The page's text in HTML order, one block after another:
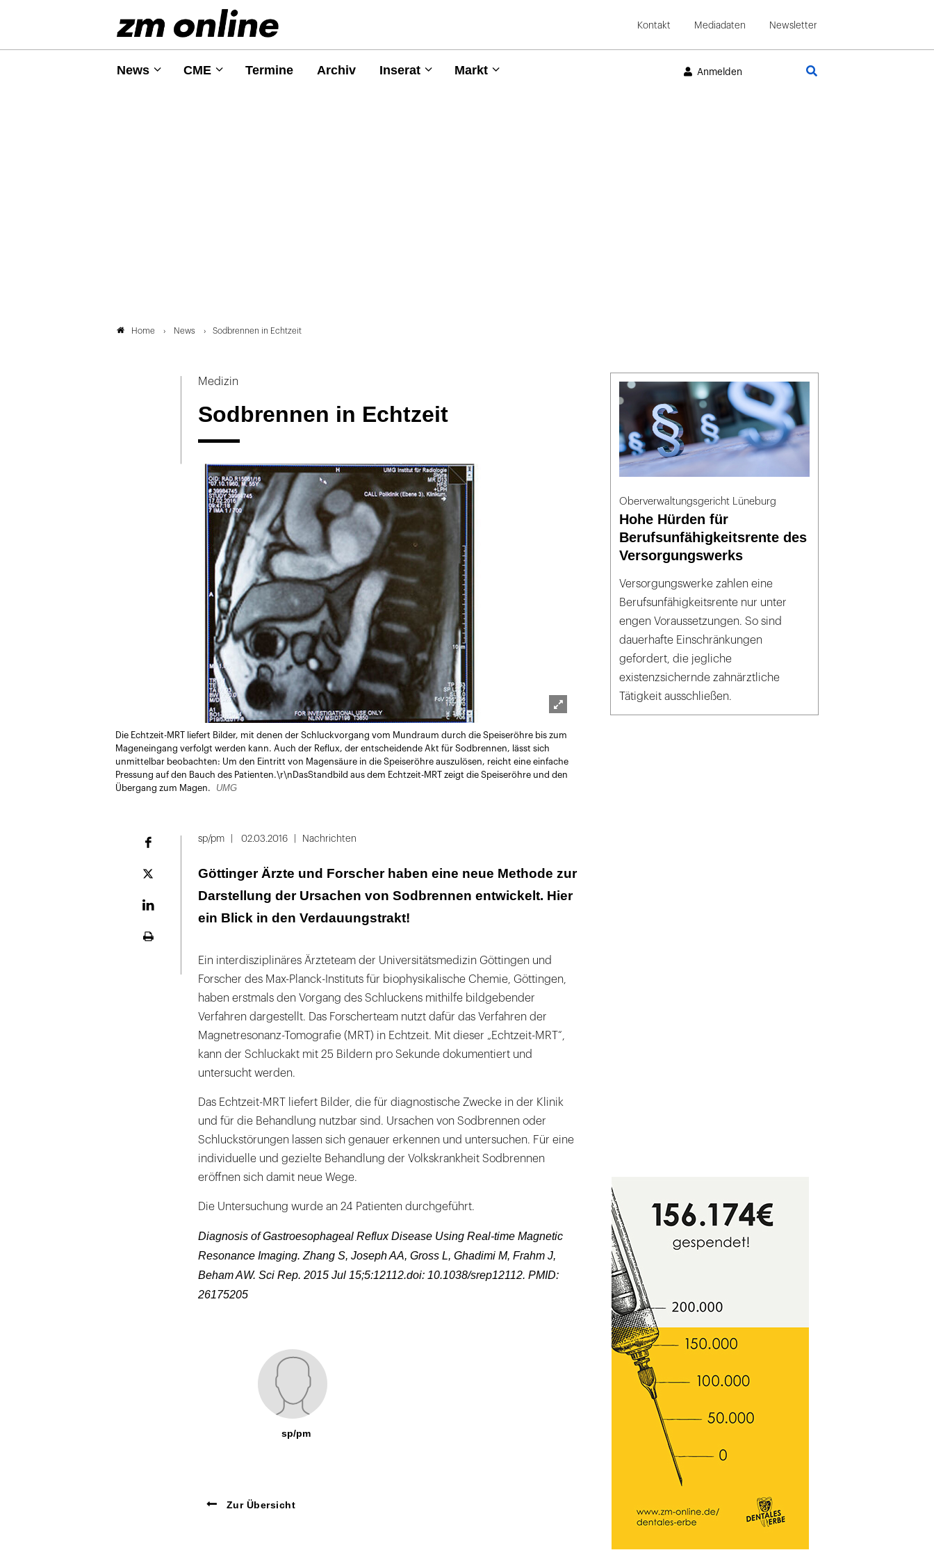
Kontakt Mediadaten Newsletter
News CME Termine Archiv Inserat Markt Anmelden
Home News Sodbrennen in Echtzeit
Medizin
Sodbrennen in Echtzeit
öffnen
Die Echtzeit-MRT liefert Bilder, mit denen der Schluckvorgang vom Mundraum durch die Speiseröhre bis zum
Mageneingang verfolgt werden kann. Auch der Reflux, der entscheidende Akt für Sodbrennen, lässt sich
unmittelbar beobachten: Um den Eintritt von Magensäure in die Speiseröhre auszulösen, reicht eine einfache
Pressung auf den Bauch des Patienten.\r\nDasStandbild aus dem Echtzeit-MRT zeigt die Speiseröhre und den
Übergang zum Magen.
UMG
Plattform
sp/pm 02.03.2016 Nachrichten
Göttinger Ärzte und Forscher haben eine neue Methode zur
Darstellung der Ursachen von Sodbrennen entwickelt. Hier
ein Blick in den Verdauungstrakt!
Ein interdisziplinäres Ärzteteam der Universitätsmedizin Göttingen und
Forscher des Max-Planck-Instituts für biophysikalische Chemie, Göttingen,
haben erstmals den Vorgang des Schluckens mithilfe bildgebender
Verfahren dargestellt. Das Forscherteam nutzt dafür das Verfahren der
Magnetresonanz-Tomografie (MRT) in Echtzeit. Mit dieser „Echtzeit-MRT“,
kann der Schluckakt mit 25 Bildern pro Sekunde dokumentiert und
untersucht werden.
Das Echtzeit-MRT liefert Bilder, die für diagnostische Zwecke in der Klinik
und für die Behandlung nutzbar sind. Ursachen von Sodbrennen oder
Schluckstörungen lassen sich genauer erkennen und untersuchen. Für eine
individuelle und gezielte Behandlung der Volkskrankheit Sodbrennen
eröffnen sich damit neue Wege.
Die Untersuchung wurde an 24 Patienten durchgeführt.
Diagnosis of Gastroesophageal Reflux Disease Using Real-time Magnetic
Resonance Imaging. Zhang S, Joseph AA, Gross L, Ghadimi M, Frahm J,
Beham AW. Sci Rep. 2015 Jul 15;5:12112.doi: 10.1038/srep12112. PMID:
26175205
sp/pm
Zur Übersicht
Oberverwaltungsgericht Lüneburg
Hohe Hürden für
Berufsunfähigkeitsrente des
Versorgungswerks
Versorgungswerke zahlen eine
Berufsunfähigkeitsrente nur unter
engen Voraussetzungen. So sind
dauerhafte Einschränkungen
gefordert, die jegliche
existenzsichernde zahnärztliche
Tätigkeit ausschließen.